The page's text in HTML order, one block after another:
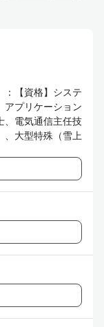
：【資格】システ
アプリケーション
、電気通信主任技
、大型特殊（雪上